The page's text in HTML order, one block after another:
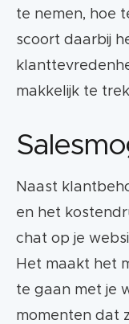
te nemen, hoe
scoort daarbij
makkelijk te
Naast
en het
chat op je
Het maakt het
te gaan met je
momenten dat